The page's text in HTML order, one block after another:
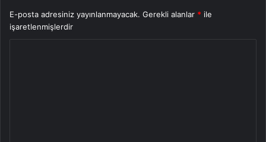
E-posta adresiniz yayınlanmayacak. Gerekli alanlar * ile
işaretlenmişlerdir